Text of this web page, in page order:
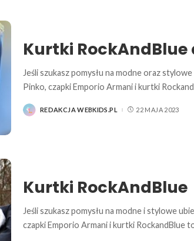
Kurtki RockAndBlue
Jeśli szukasz pomysłu na modne oraz
Pinko, czapki Emporio Armani i kurtki
POSTED
BY
REDAKCJA WEBKIDS.PL 22 MAJA 2023
Kurtki RockAndBlue
Jeśli szukasz pomysłu na modne i stylowe
czapki Emporio Armani i kurtki RockandBlue